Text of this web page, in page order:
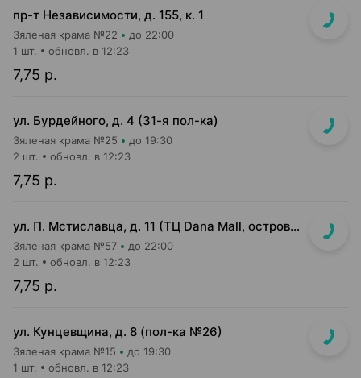
пр-т Независимости, д. 155, к. 1
Зяленая крама №22 до 22:00
7,75 р.
1 шт. обновл. в 12:23
ул. Бурдейного, д. 4 (31-я пол-ка)
Зяленая крама №25 до 19:30
7,75 р.
2 шт. обновл. в 12:23
ул. П. Мстиславца, д. 11 (ТЦ Dana Mall, островок на 1 этаже)
Зяленая крама №57 до 22:00
7,75 р.
2 шт. обновл. в 12:23
ул. Кунцевщина, д. 8 (пол-ка №26)
Зяленая крама №15 до 19:30
1 шт. обновл. в 12:23